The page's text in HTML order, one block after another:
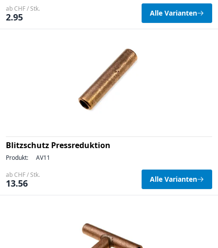
ab CHF / Stk.
2.95 Alle Varianten
Blitzschutz Pressreduktion
Produkt: AV11
ab CHF / Stk.
13.56 Alle Varianten